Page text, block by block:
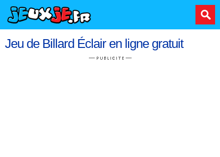
Jeu de Billard Éclair en ligne gratuit